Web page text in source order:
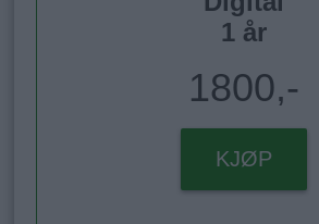
1 år
1800,-
KJØP